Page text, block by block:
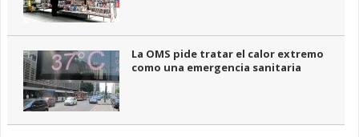
La OMS pide tratar el calor extremo
como una emergencia sanitaria